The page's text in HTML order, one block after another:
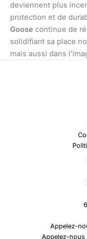
deviennent plus
protection et de
Goose continue de
solidifiant sa place
mais aussi dans
Appelez-
Appelez-